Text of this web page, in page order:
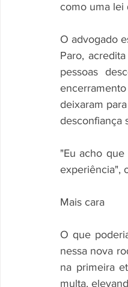
como uma lei
O advogado
Paro,
pessoas
deixaram
desconfiança
"Eu acho
experiência",
Mais cara
O que
nessa nova
na primeira
multa,